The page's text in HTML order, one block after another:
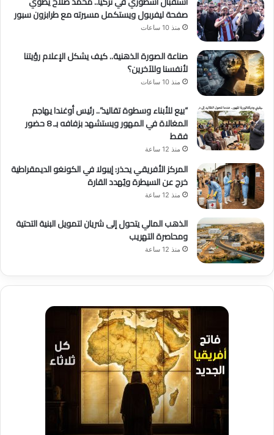
صفحة ليفربول ويستكمل مسيرته مع طرابزون سبور
منذ 10 ساعات
صناعة الصورة الذهنية.. كيف يشكل الإعلام رؤيتنا
لأنفسنا وللآخرين؟
منذ 10 ساعات
“بيع للأبناء وسطوة تقاليد”.. رئيس أوغندا يهاجم
المغالاة في المهور ويستشهد بزفافه بـ 8 حضور
فقط
منذ 12 ساعة
المركز الأفريقي يحذر: إيبولا في الكونغو الديمقراطية
خرج عن السيطرة ويُهدد القارة
منذ 12 ساعة
الذهب المالي يتحول إلى شريان لتمويل البنية التحتية
ومحاصرة التهريب
منذ 12 ساعة